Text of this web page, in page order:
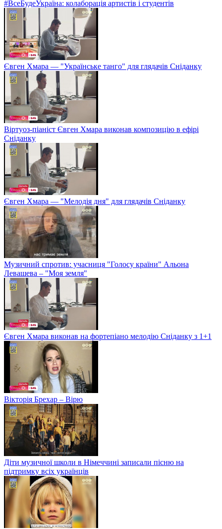
#ВсеБудеУкраїна: колаборація артистів і студентів
Євген Хмара — "Українське танго" для глядачів Сніданку
Віртуоз-піаніст Євген Хмара виконав композицію в ефірі
Сніданку
Євген Хмара — "Мелодія дня" для глядачів Сніданку
Музичний спротив: учасниця "Голосу країни" Альона
Левашева – "Моя земля"
Євген Хмара виконав на фортепіано мелодію Сніданку з 1+1
Вікторія Брехар – Вірю
Діти музичної школи в Німеччині записали пісню на
підтримку всіх українців